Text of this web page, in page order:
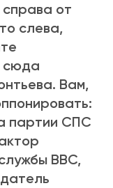
от
слева,
сюда
Вам,
партии СПС
BBC,